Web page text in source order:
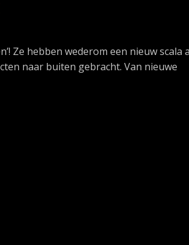
Ze hebben wederom een nieuw scala
naar buiten gebracht. Van nieuwe